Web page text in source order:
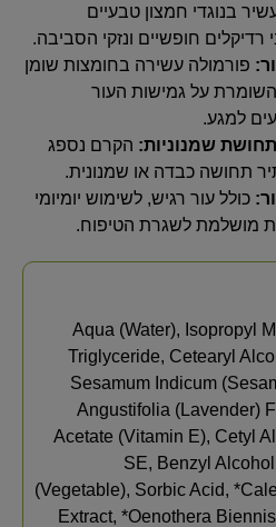
בנוגדי חמצון טבעיים
רדיקלים חופשיים ונזקי הסביבה.
פורמולה עשירה בחומצות שומן
(אומגה 6 ו-9) השומרת על גמישות העור
למגע.
שמנוניות: הקרם נספג
תחושה כבדה או שמנונית.
כולל עור רגיש, לשימוש יומיומי
מושלמת לשגרת הטיפוח.
Aqua (Water), Isopropyl
Triglyceride, Cetearyl
Sesamum Indicum
Angustifolia (Lavender)
Acetate (Vitamin E), Cetyl
SE, Benzyl
(Vegetable), Sorbic Acid,
Extract, *Oenothera